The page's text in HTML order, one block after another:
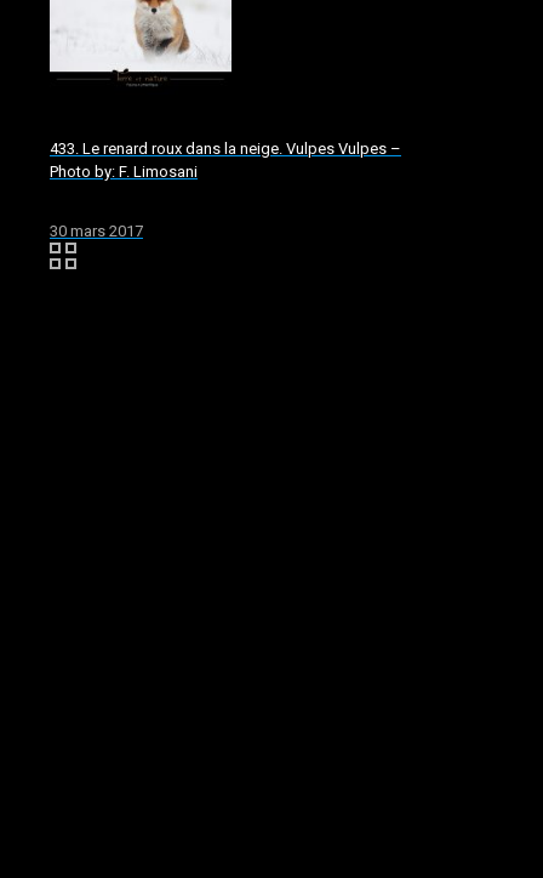
433. Le renard roux dans la neige. Vulpes Vulpes –
Photo by: F. Limosani
30 mars 2017